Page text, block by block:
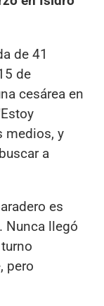
de 41
de
cesárea en
medios, y
a
es
Nunca llegó
pero